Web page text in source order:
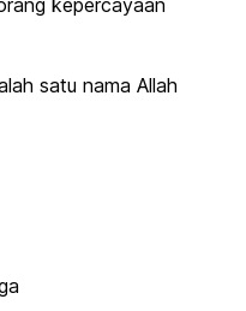
satu nama Allah